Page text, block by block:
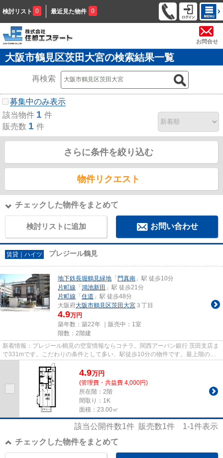
検討リスト 0 最近見た物件 0
お問合せ
大阪市鶴見区茨田大宮の検索結果一覧
再検索
募集中のみ表示
該当物件 1 件
販売数 1 件
さらに条件を絞り込む
物件リクエスト
チェックした物件をまとめて
検討リストに追加 お問い合わせ
賃貸｜ハイツ プレジール鶴見
地下鉄長堀鶴見緑地 「 門真南 」駅 徒歩10分
片町線 「 鴻池新田 」駅 徒歩21分
片町線 「 住道 」駅 徒歩48分
大阪府大阪市鶴見区茨田大宮 ３丁目
4.9万円
築年数：築22年 ｜販売中： 1室
階数：2階建
新着情報：プレジール鶴見の空室情報ならコチラ。関西アーバン銀行 茨田支店ま
で331mです。こだわりの条件として多い、駅徒歩10分の物件です。最上階の物
件です。住都エステートには、...
4.9万円
(管理費・共益費 4,000円)
所在階：2階
間取り：1K
面積：23.00㎡
該当公開件数1件 販売数1件 1-1件表示
チェックした物件をまとめて